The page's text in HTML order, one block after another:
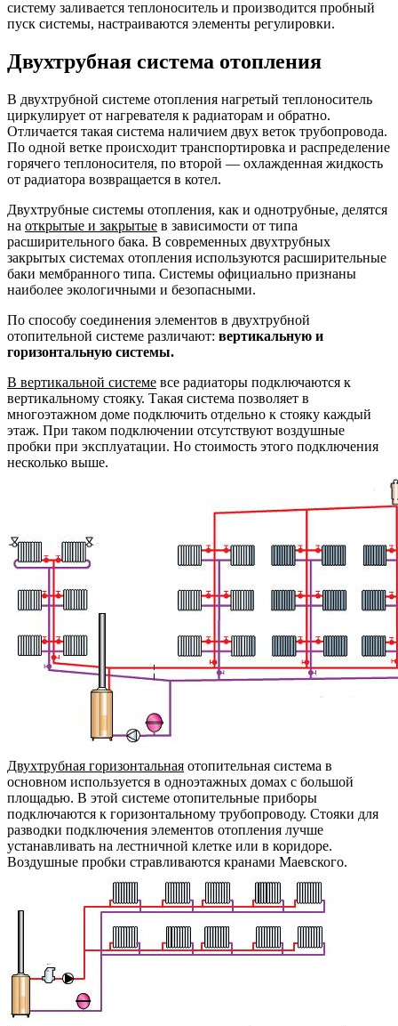
систему заливается теплоноситель и производится пробный
пуск системы, настраиваются элементы регулировки.
Двухтрубная система отопления
В двухтрубной системе отопления нагретый теплоноситель
циркулирует от нагревателя к радиаторам и обратно.
Отличается такая система наличием двух веток трубопровода.
По одной ветке происходит транспортировка и распределение
горячего теплоносителя, по второй — охлажденная жидкость
от радиатора возвращается в котел.
Двухтрубные системы отопления, как и однотрубные, делятся
на открытые и закрытые в зависимости от типа
расширительного бака. В современных двухтрубных
закрытых системах отопления используются расширительные
баки мембранного типа. Системы официально признаны
наиболее экологичными и безопасными.
По способу соединения элементов в двухтрубной
отопительной системе различают: вертикальную и
горизонтальную системы.
В вертикальной системе все радиаторы подключаются к
вертикальному стояку. Такая система позволяет в
многоэтажном доме подключить отдельно к стояку каждый
этаж. При таком подключении отсутствуют воздушные
пробки при эксплуатации. Но стоимость этого подключения
несколько выше.
Двухтрубная горизонтальная отопительная система в
основном используется в одноэтажных домах с большой
площадью. В этой системе отопительные приборы
подключаются к горизонтальному трубопроводу. Стояки для
разводки подключения элементов отопления лучше
устанавливать на лестничной клетке или в коридоре.
Воздушные пробки стравливаются кранами Маевского.